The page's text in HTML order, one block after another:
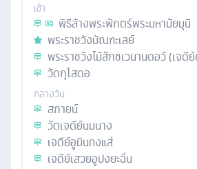
เช้า
พิธีล้างพระพักตร์พระมหามัยมุนี
พระราชวังมัณฑะเลย์
พระราชวังไม้สักชเวนานดอว์ (เจดี
วัดกุโสดอ
กลางวัน
สกายน์
วัดเจดีย์นมนาง
เจดีย์อูมินทงแส่
เจดีย์เสวยอูปงยะฉิ่น